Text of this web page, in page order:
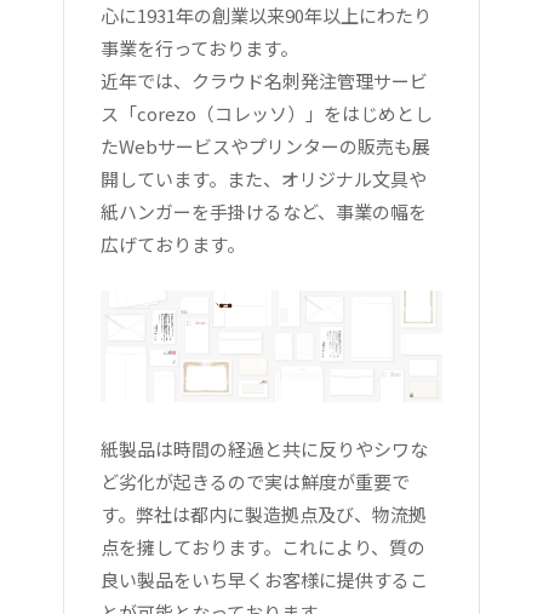
心に1931年の創業以来90年以上にわたり
事業を行っております。
近年では、クラウド名刺発注管理サービ
ス「corezo（コレッソ）」をはじめとし
たWebサービスやプリンターの販売も展
開しています。また、オリジナル文具や
紙ハンガーを手掛けるなど、事業の幅を
広げております。
紙製品は時間の経過と共に反りやシワな
ど劣化が起きるので実は鮮度が重要で
す。弊社は都内に製造拠点及び、物流拠
点を擁しております。これにより、質の
良い製品をいち早くお客様に提供するこ